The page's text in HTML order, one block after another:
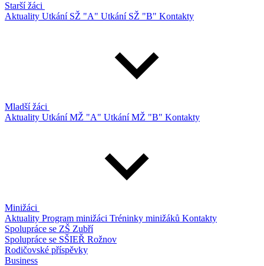
Starší žáci
Aktuality Utkání SŽ "A" Utkání SŽ "B" Kontakty
Mladší žáci
Aktuality Utkání MŽ "A" Utkání MŽ "B" Kontakty
Minižáci
Aktuality Program minižáci Tréninky minižáků Kontakty
Spolupráce se ZŠ Zubří
Spolupráce se SŠIEŘ Rožnov
Rodičovské příspěvky
Business